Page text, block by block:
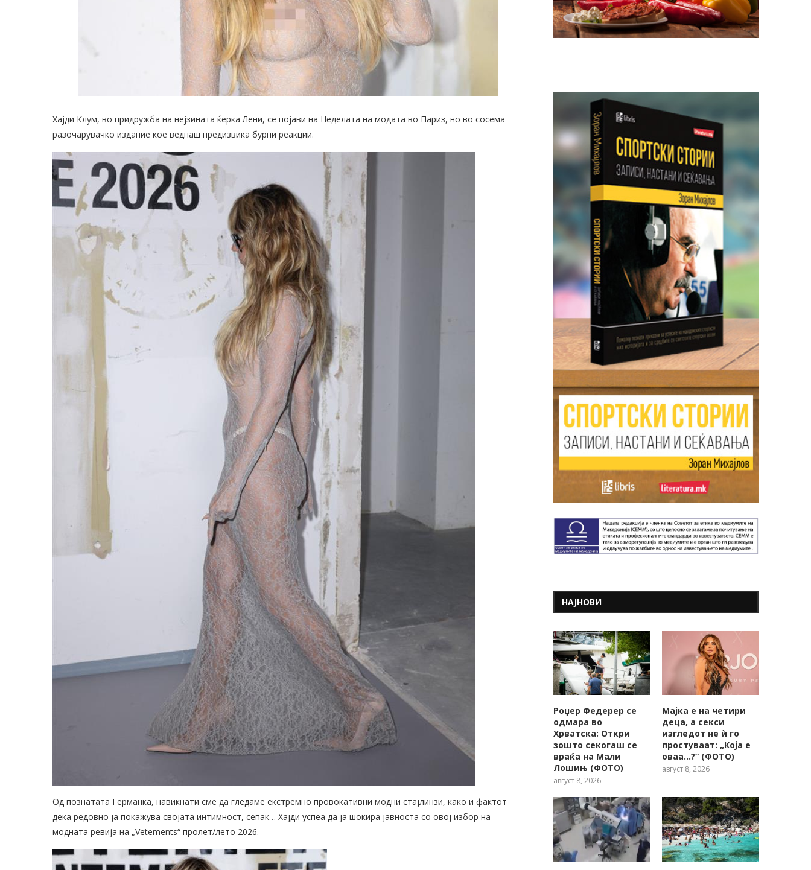
Хајди Клум, во придружба на нејзината ќерка Лени, се појави на Неделата на модата во Париз, но во сосема
разочарувачко издание кое веднаш предизвика бурни реакции.
Од познатата Германка, навикнати сме да гледаме екстремно провокативни модни стајлинзи, како и фактот
дека редовно ја покажува својата интимност, сепак… Хајди успеа да ја шокира јавноста со овој избор на
модната ревија на „Vetements“ пролет/лето 2026.
НАЈНОВИ
Роџер Федерер се
одмара во
Хрватска: Откри
зошто секогаш се
враќа на Мали
Лошињ (ФОТО)
август 8, 2026
Мајка е на четири
деца, а секси
изгледот не ѝ го
простуваат: „Која е
оваа…?“ (ФОТО)
август 8, 2026